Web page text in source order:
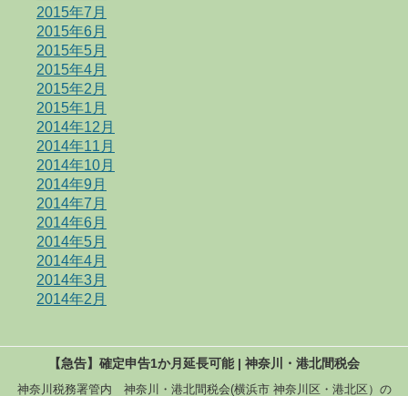
2015年7月
2015年6月
2015年5月
2015年4月
2015年2月
2015年1月
2014年12月
2014年11月
2014年10月
2014年9月
2014年7月
2014年6月
2014年5月
2014年4月
2014年3月
2014年2月
【急告】確定申告1か月延長可能 | 神奈川・港北間税会
神奈川税務署管内 神奈川・港北間税会(横浜市 神奈川区・港北区）の